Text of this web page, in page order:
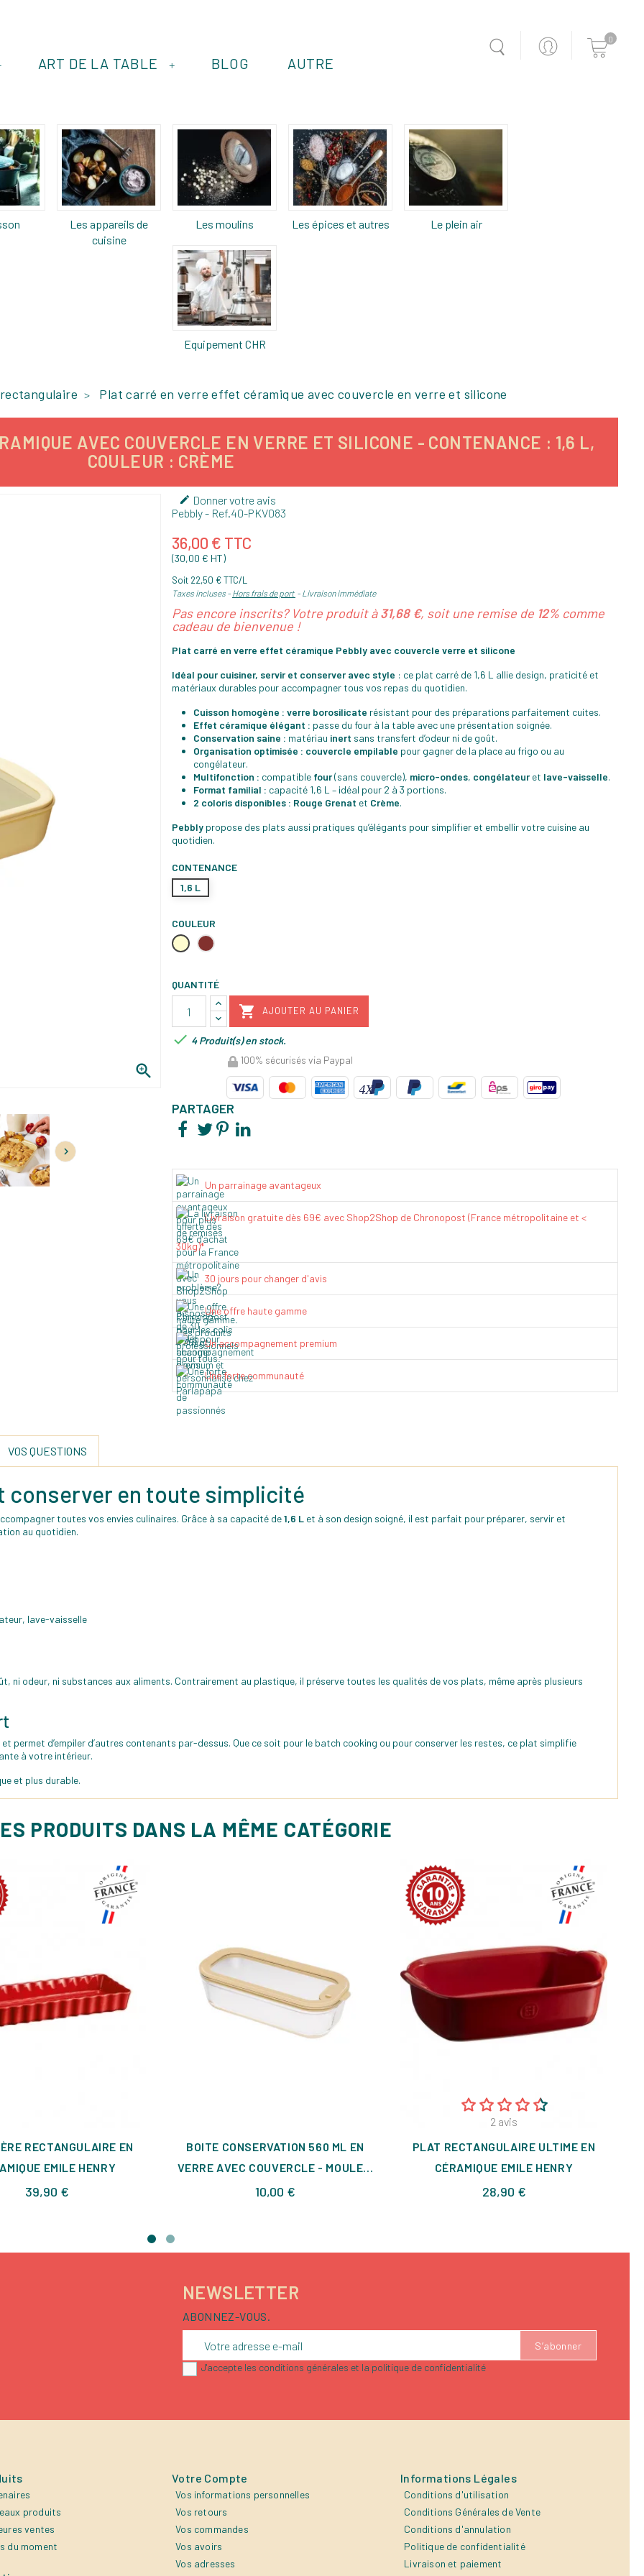
0
+
ART DE LA TABLE BLOG AUTRE
Les appareils de
cuisine
Les moulins Les épices et autres Le plein air
Equipement CHR
Plat carré en verre effet céramique avec couvercle en verre et silicone
AVEC COUVERCLE EN VERRE ET SILICONE - CONTENANCE : 1,6 L,
COULEUR : CRÈME


 Donner votre avis
Pebbly- Ref.40-PKV083
36,00 € TTC
(30,00 € HT)
Soit 22,50 € TTC/L
Taxes incluses Hors frais de port Livraison immédiate
Pas encore inscrits? Votre produit à31,68 €, soit une remise de 12% comme
cadeau de bienvenue !
Plat carré en verre effet céramique Pebbly avec couvercle verre et silicone
Idéal pour cuisiner, servir et conserver avec style : ce plat carré de 1,6 L allie design, praticité et
matériaux durables pour accompagner tous vos repas du quotidien.
Cuisson homogène : verre borosilicate résistant pour des préparations parfaitement cuites.
Effet céramique élégant : passe du four à la table avec une présentation soignée.
Conservation saine : matériau inert sans transfert d’odeur ni de goût.
Organisation optimisée : couvercle empilable pour gagner de la place au frigo ou au
congélateur.
Multifonction : compatible four(sans couvercle), micro-ondes, congélateuret lave-vaisselle.
Format familial : capacité 1,6 L – idéal pour 2 à 3 portions.
2 coloris disponibles : Rouge Grenat et Crème.
Pebbly propose des plats aussi pratiques qu’élégants pour simplifier et embellir votre cuisine au
quotidien.
CONTENANCE
1,6 L
COULEUR
CrèmeGrenat
QUANTITÉ
 AJOUTER AU PANIER
 4 Produit(s) en stock.
100% sécurisés via Paypal
PARTAGER
Un parrainage avantageux
Livraison gratuite dès 69€ avec Shop2Shop de Chronopost (France métropolitaine et <
30kg)*
30 jours pour changer d'avis
Une offre haute gamme
Un accompagnement premium
Une forte communauté
VOS QUESTIONS
conserver en toute simplicité
toutes vos envies culinaires. Grâce à sa capacité de1,6 L et à son design soigné, il est parfait pour préparer, servir et
au quotidien.
lave-vaisselle
ni odeur, ni substances aux aliments. Contrairement au plastique, il préserve toutes les qualités de vos plats, même après plusieurs
permet d’empiler d’autres contenants par-dessus. Que ce soit pour le batch cooking ou pour conserver les restes, ce plat simplifie
à votre intérieur.
et plus durable.
PRODUITS DANS LA MÊME CATÉGORIE
RECTANGULAIRE EN
EMILE HENRY
39,90 €Prix
BOITE CONSERVATION 560 ML EN
VERRE AVEC COUVERCLE - MOULE...
10,00 €
2 avis
PLAT RECTANGULAIRE ULTIME EN
CÉRAMIQUE EMILE HENRY
28,90 €Prix
NEWSLETTER
ABONNEZ-VOUS.
J'accepte les conditions générales et la politique de confidentialité
produits
ventes
du moment
Votre Compte
Vos informations personnelles
Vos retours
Vos commandes
Vos avoirs
Vos adresses
Informations Légales
Conditions d'utilisation
Conditions Générales de Vente
Conditions d'annulation
Politique de confidentialité
Livraison et paiement